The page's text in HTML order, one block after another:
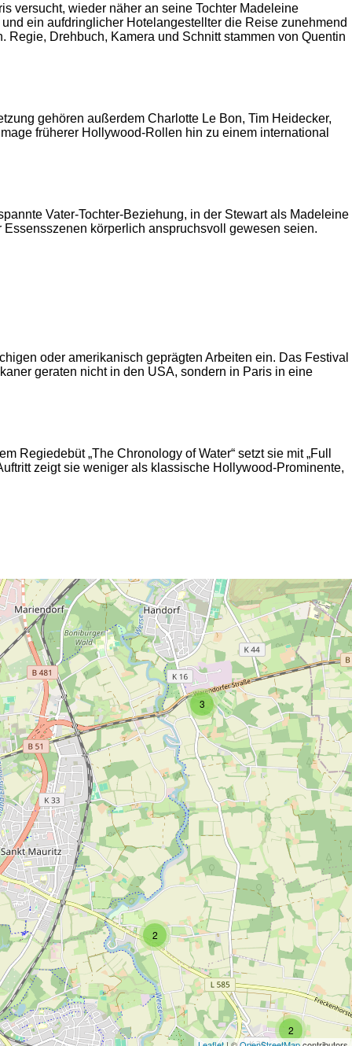
versucht, wieder näher an seine Tochter Madeleine
ein aufdringlicher Hotelangestellter die Reise zunehmend
Drehbuch, Kamera und Schnitt stammen von Quentin
gehören außerdem Charlotte Le Bon, Tim Heidecker,
früherer Hollywood-Rollen hin zu einem international
Vater-Tochter-Beziehung, in der Stewart als Madeleine
körperlich anspruchsvoll gewesen seien.
oder amerikanisch geprägten Arbeiten ein. Das Festival
geraten nicht in den USA, sondern in Paris in eine
„The Chronology of Water“ setzt sie mit „Full
zeigt sie weniger als klassische Hollywood-Prominente,
3
2
2